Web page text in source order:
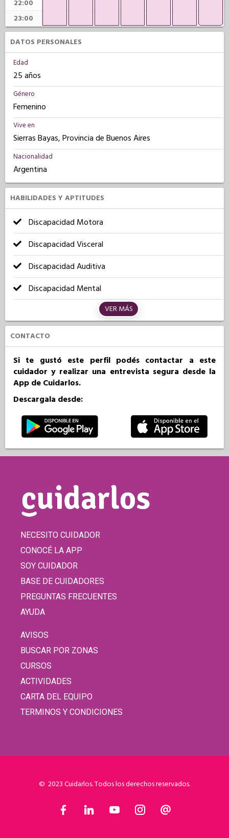
22:00
23:00
DATOS PERSONALES
Edad
25 años
Género
Femenino
Vive en
Sierras Bayas, Provincia de Buenos Aires
Nacionalidad
Argentina
HABILIDADES Y APTITUDES
Discapacidad Motora
Discapacidad Visceral
Discapacidad Auditiva
Discapacidad Mental
VER MÁS
CONTACTO
Si te gustó este perfil podés contactar a este
cuidador y realizar una entrevista segura desde la
App de Cuidarlos.
Descargala desde:
NECESITO CUIDADOR
CONOCÉ LA APP
SOY CUIDADOR
BASE DE CUIDADORES
PREGUNTAS FRECUENTES
AYUDA
AVISOS
BUSCAR POR ZONAS
CURSOS
ACTIVIDADES
CARTA DEL EQUIPO
TERMINOS Y CONDICIONES
© 2023 Cuidarlos. Todos los derechos reservados.